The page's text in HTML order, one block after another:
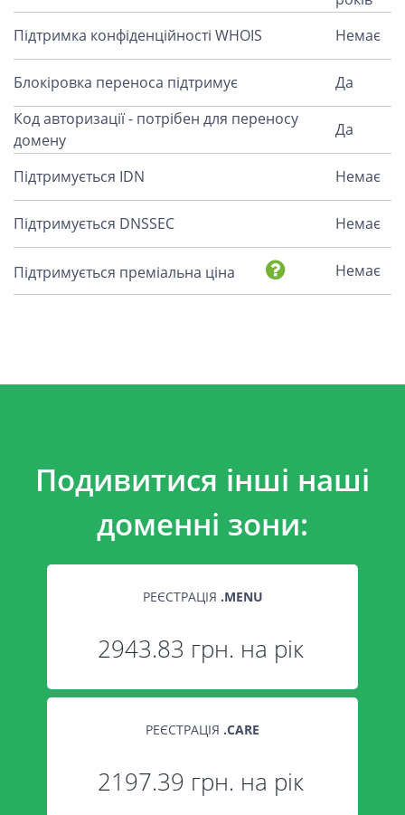
Підтримка конфіденційності WHOIS
Немає
Блокіровка переноса підтримує
Да
Код авторизації - потрібен для переносу
домену
Да
Підтримується IDN Немає
Підтримується DNSSEC Немає
Підтримується преміальна ціна Немає
Подивитися інші наші
доменні зони:
РЕЄСТРАЦІЯ .MENU
2943.83 грн. на рік
РЕЄСТРАЦІЯ .CARE
2197.39 грн. на рік